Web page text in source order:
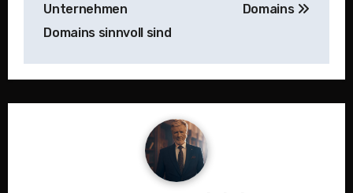
Unternehmen
Domains sinnvoll sind
Domains